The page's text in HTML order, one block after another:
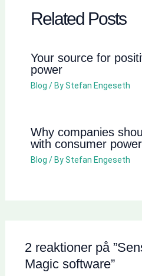
Related Posts
Your source for
power
Blog / ByStefan Engeseth
Why companies
with consumer power
Blog / ByStefan Engeseth
2 reaktioner på
Magic software”